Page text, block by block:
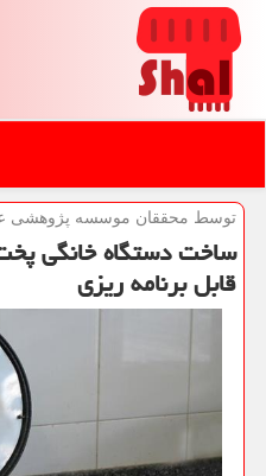
توسط محققان موسسه پژوهشی
ساخت دستگاه خانگی
قابل برنامه ریزی